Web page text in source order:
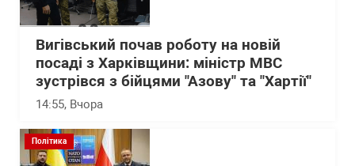
Вигівський почав роботу на новій
посаді з Харківщини: міністр МВС
зустрівся з бійцями "Азову" та "Хартії"
14:55, Вчора
Політика